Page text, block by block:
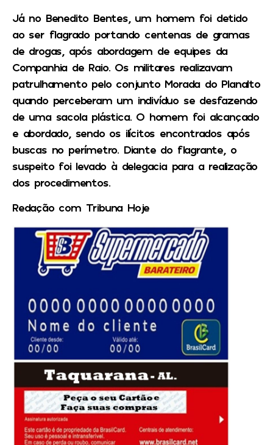
Já no Benedito Bentes, um homem foi detido
ao ser flagrado portando centenas de gramas
de drogas, após abordagem de equipes da
Companhia de Raio. Os militares realizavam
patrulhamento pelo conjunto Morada do Planalto
quando perceberam um indivíduo se desfazendo
de uma sacola plástica. O homem foi alcançado
e abordado, sendo os ilícitos encontrados após
buscas no perímetro. Diante do flagrante, o
suspeito foi levado à delegacia para a realização
dos procedimentos.
Redação com Tribuna Hoje